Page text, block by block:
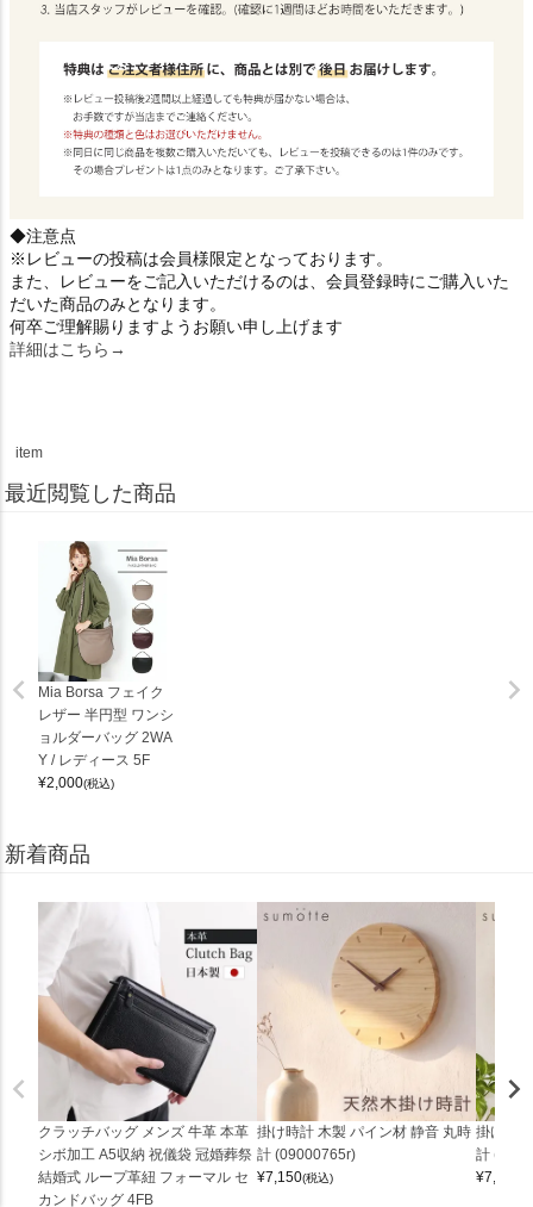
◆注意点
※レビューの投稿は会員様限定となっております。
また、レビューをご記入いただけるのは、会員登録時にご購入いた
だいた商品のみとなります。
何卒ご理解賜りますようお願い申し上げます
詳細はこちら→
item
最近閲覧した商品
Mia Borsa フェイク
レザー 半円型 ワンシ
ョルダーバッグ 2WA
Y / レディース 5F
¥2,000(税込)
新着商品
クラッチバッグ メンズ 牛革 本革
シボ加工 A5収納 祝儀袋 冠婚葬祭
結婚式 ループ革紐 フォーマル セ
カンドバッグ 4FB
掛け時計 木製 パイン材 静音 丸時
計 (09000765r)
¥7,150(税込)
掛け時
計
¥7,150